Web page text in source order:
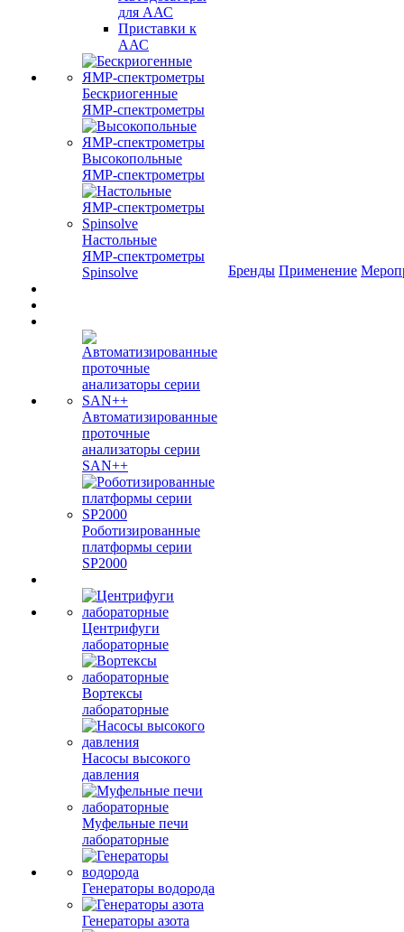
для ААС
Приставки к
ААС
Бескриогенные
ЯМР‑спектрометры
Высокопольные
ЯМР‑спектрометры
Настольные
ЯМР‑спектрометры
Spinsolve
Автоматизированные
проточные
анализаторы серии
SAN++
Роботизированные
платформы серии
SP2000
Центрифуги
лабораторные
Вортексы
лабораторные
Насосы высокого
давления
Муфельные печи
лабораторные
Генераторы водорода
Генераторы азота
Бренды Применение